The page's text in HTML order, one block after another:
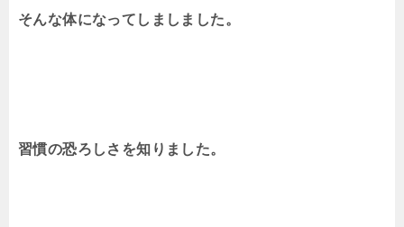
そんな体になってしましました。
習慣の恐ろしさを知りました。